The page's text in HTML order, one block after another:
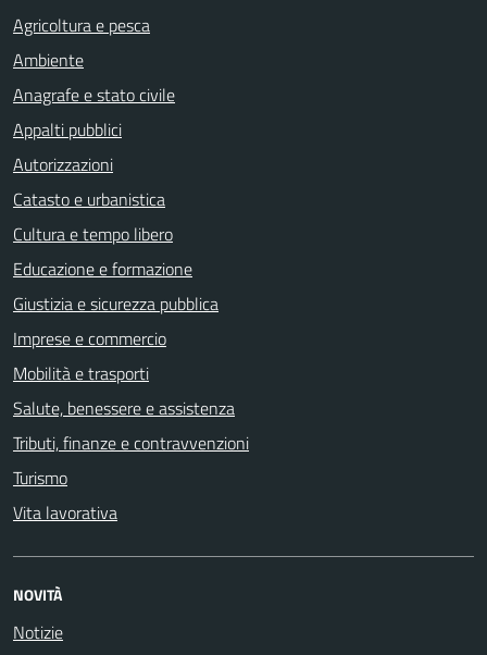
Agricoltura e pesca
Ambiente
Anagrafe e stato civile
Appalti pubblici
Autorizzazioni
Catasto e urbanistica
Cultura e tempo libero
Educazione e formazione
Giustizia e sicurezza pubblica
Imprese e commercio
Mobilità e trasporti
Salute, benessere e assistenza
Tributi, finanze e contravvenzioni
Turismo
Vita lavorativa
NOVITÀ
Notizie